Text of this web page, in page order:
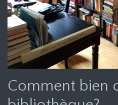
Comment bien